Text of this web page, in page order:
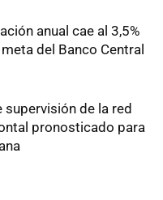
anual cae al 3,5%
del Banco Central
supervisión de la red
pronosticado para